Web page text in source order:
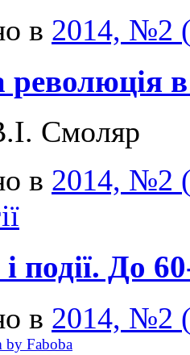
в 2014, №2
революція
Смоляр
в 2014, №2
події. До
в 2014, №2
by Faboba